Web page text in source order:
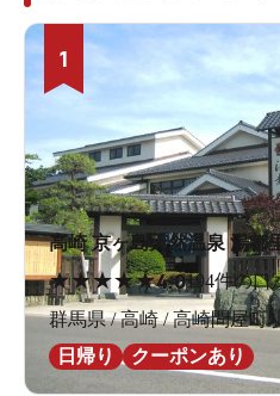
1
高崎 京ヶ島天然温泉 湯都
★★★★★4.0194件の口
群馬県 / 高崎 / 高崎問屋町
日帰り
クーポンあり